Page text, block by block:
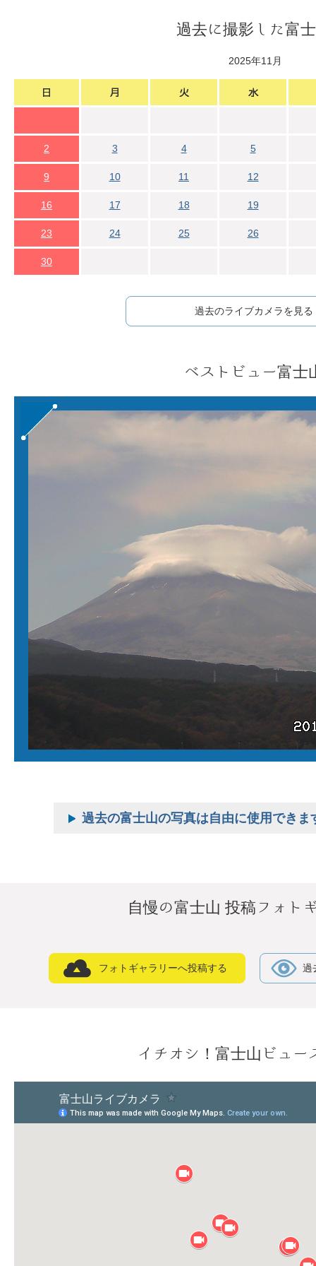
過去に撮影した富
2025年11月
2 3 4 5
9 10 11 12
16 17 18 19
23 24 25 26
30
過去のライブカメラを見る
ベストビュー富士
過去の富士山の写真は自由に使用できま
自慢の富士山 投稿フォト
フォトギャラリーへ投稿する 過
イチオシ！富士山ビュー